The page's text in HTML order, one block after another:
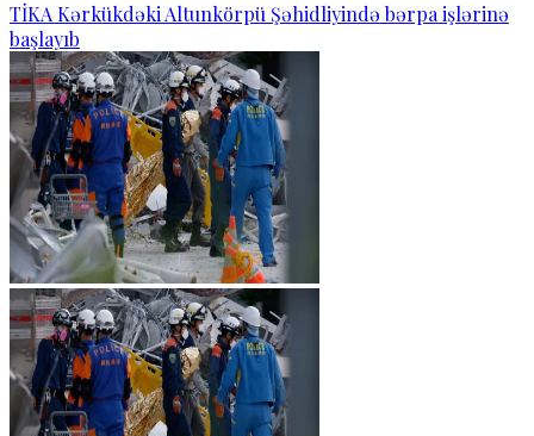
TİKA Kərkükdəki Altunkörpü Şəhidliyində bərpa işlərinə
başlayıb